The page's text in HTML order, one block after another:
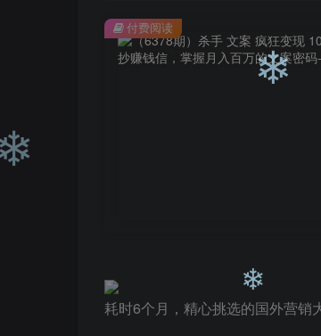
付费阅读
耗时6个月，精心挑选的国外营销
❄